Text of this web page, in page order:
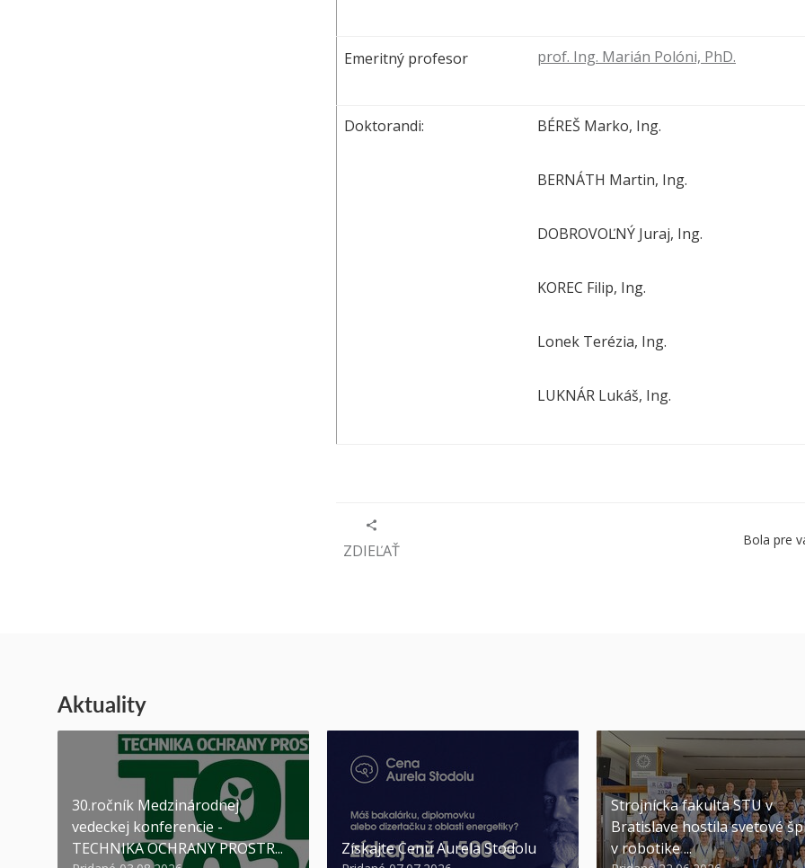
Emeritný profesor prof. Ing. Marián Polóni, PhD.
Doktorandi: BÉREŠ Marko, Ing.
BERNÁTH Martin, Ing.
DOBROVOĽNÝ Juraj, Ing.
KOREC Filip, Ing.
Lonek Terézia, Ing.
LUKNÁR Lukáš, Ing.
ZDIEĽAŤ
Bola pre
Aktuality
30.ročník Medzinárodnej
vedeckej konferencie -
TECHNIKA OCHRANY PROSTR...
Získajte Cenu Aurela Stodolu
Strojnícka fakulta STU v
Bratislave hostila svetové
v robotike ...